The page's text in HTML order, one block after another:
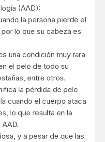
(AAD):
la persona pierde el
lo que su cabeza es
una condición muy rara
el pelo de todo su
entre otros.
la pérdida de pelo
cuando el cuerpo ataca
lo que resulta en la
, y a pesar de que las